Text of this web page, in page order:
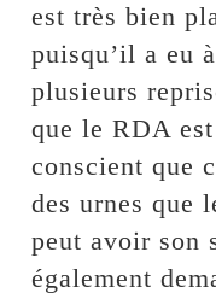
est très bien
puisqu’il a eu
plusieurs
que le RDA est
conscient que
des urnes que
peut avoir son
également